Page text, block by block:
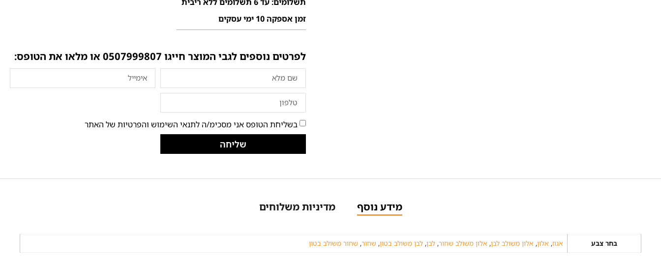
זמן אספקה 10 ימי עסקים
לפרטים נוספים לגבי המוצר חייגו 0507999807 או מלאו את הטופס:
בשליחת הטופס אני מסכימ/ה לתנאי השימוש והפרטיות של האתר
שליחה
מידע נוסף מדיניות משלוחים
בחר צבע אגוז, אלון, אלון משולב לבן, אלון משולב שחור, לבן, לבן משולב בטון, שחור, שחור משולב בטון